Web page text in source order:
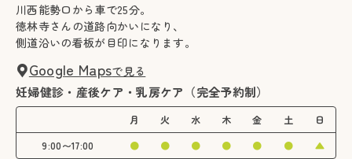
川西能勢口から車で25分。
徳林寺さんの道路向かいになり、
側道沿いの看板が目印になります。
Google Mapsで見る
妊婦健診・産後ケア・乳房ケア（完全予約制）
月 火 水 木 金 土
日
9:00〜17:00
● ● ● ● ● ● ▲